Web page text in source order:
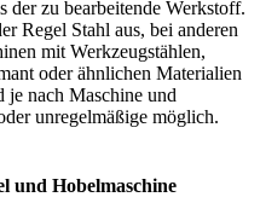
der zu bearbeitende Werkstoff.
Regel Stahl aus, bei anderen
mit Werkzeugstählen,
oder ähnlichen Materialien
je nach Maschine und
unregelmäßige möglich.
und Hobelmaschine